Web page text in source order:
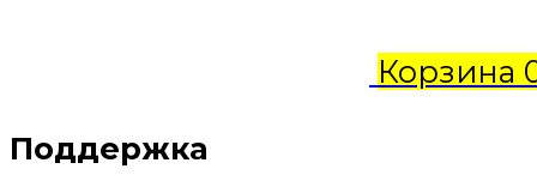
Корзина
Поддержка